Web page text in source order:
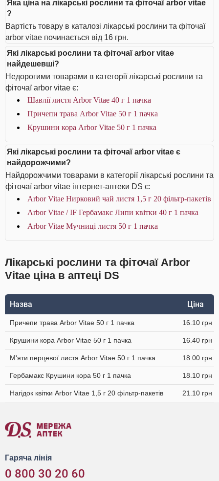
Яка ціна на лікарські рослини та фіточаї arbor vitae
?
Вартість товару в каталозі лікарські рослини та фіточаї
arbor vitae починається від 16 грн.
Які лікарські рослини та фіточаї arbor vitae
найдешевші?
Недорогими товарами в категорії лікарські рослини та
фіточаї arbor vitae є:
Шавлії листя Arbor Vitae 40 г 1 пачка
Причепи трава Arbor Vitae 50 г 1 пачка
Крушини кора Arbor Vitae 50 г 1 пачка
Які лікарські рослини та фіточаї arbor vitae є
найдорожчими?
Найдорожчими товарами в категорії лікарські рослини та
фіточаї arbor vitae інтернет-аптеки DS є:
Arbor Vitae Нирковий чай листя 1,5 г 20 фільтр-пакетів
Arbor Vitae / IF Гербамакс Липи квітки 40 г 1 пачка
Arbor Vitae Мучниці листя 50 г 1 пачка
Лікарські рослини та фіточаї Arbor
Vitae ціна в аптеці DS
Назва Ціна
Причепи трава Arbor Vitae 50 г 1 пачка 16.10 грн
Крушини кора Arbor Vitae 50 г 1 пачка 16.40 грн
М'яти перцевої листя Arbor Vitae 50 г 1 пачка 18.00 грн
Гербамакс Крушини кора 50 г 1 пачка 18.10 грн
Нагідок квітки Arbor Vitae 1,5 г 20 фільтр-пакетів 21.10 грн
Гаряча лінія
0 800 30 20 60